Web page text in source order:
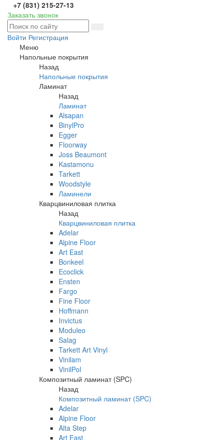
+7 (831) 215-27-13
Заказать звонок
Войти Регистрация
Меню
Напольные покрытия
Назад
Напольные покрытия
Ламинат
Назад
Ламинат
Alsapan
BinylPro
Egger
Floorway
Joss Beaumont
Kastamonu
Tarkett
Woodstyle
Ламинели
Кварцвиниловая плитка
Назад
Кварцвиниловая плитка
Adelar
Alpine Floor
Art East
Bonkeel
Ecoclick
Ensten
Fargo
Fine Floor
Hoffmann
Invictus
Moduleo
Salag
Tarkett Art Vinyl
Vinilam
VinilPol
Композитный ламинат (SPC)
Назад
Композитный ламинат (SPC)
Adelar
Alpine Floor
Alta Step
Art East